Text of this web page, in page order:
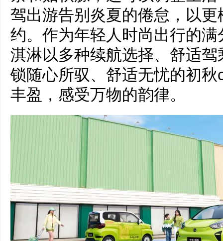
驾出游告别炎夏的倦怠，以
约。作为年轻人时尚出行的满
淇淋以多种续航选择、舒适
锁随心所驭、舒适无忧的初
丰盈，感受万物的韵律。